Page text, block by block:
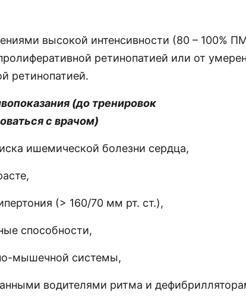
высокой интенсивности (80 – 100%
ретинопатией или от
ретинопатией.
(до тренировок
с врачом)
ишемической болезни сердца,
(> 160/70 мм рт. ст.),
способности,
мышечной системы,
водителями ритма и